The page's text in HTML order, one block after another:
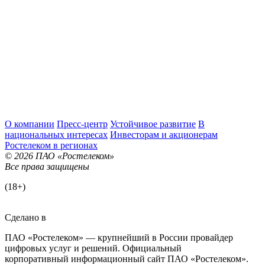
О компании Пресс-центр Устойчивое развитие В
национальных интересах Инвесторам и акционерам
Ростелеком в регионах
© 2026 ПАО «Ростелеком»
Все права защищены
(18+)
Сделано в
ПАО «Ростелеком» — крупнейший в России провайдер
цифровых услуг и решений. Официальный
корпоративный информационный сайт ПАО «Ростелеком».